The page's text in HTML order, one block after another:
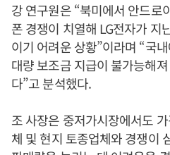
강 연구원은 “북미에서 안드로
폰 경쟁이 치열해 LG전자가 지
이기 어려운 상황”이라며 “국
대량 보조금 지급이 불가능해
다”고 분석했다.
조 사장은 중저가시장에서도
체 및 현지 토종업체와 경쟁이